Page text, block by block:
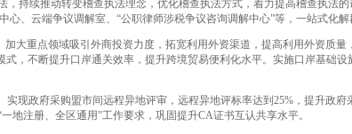
持续推动转变稽查执法理念，优化稽查执法方式，着力提高稽查执法
、云端争议调解室、“公职律师涉税争议咨询调解中心”等，一站式化
重点领域吸引外商投资力度，拓宽利用外资渠道，提高利用外资质
，不断提升口岸通关效率，提升跨境贸易便利化水平。实施口岸基础
政府采购盟市间远程异地评审，远程异地评标率达到25%，提升政
地注册、全区通用”工作要求，巩固提升CA证书互认共享水平。